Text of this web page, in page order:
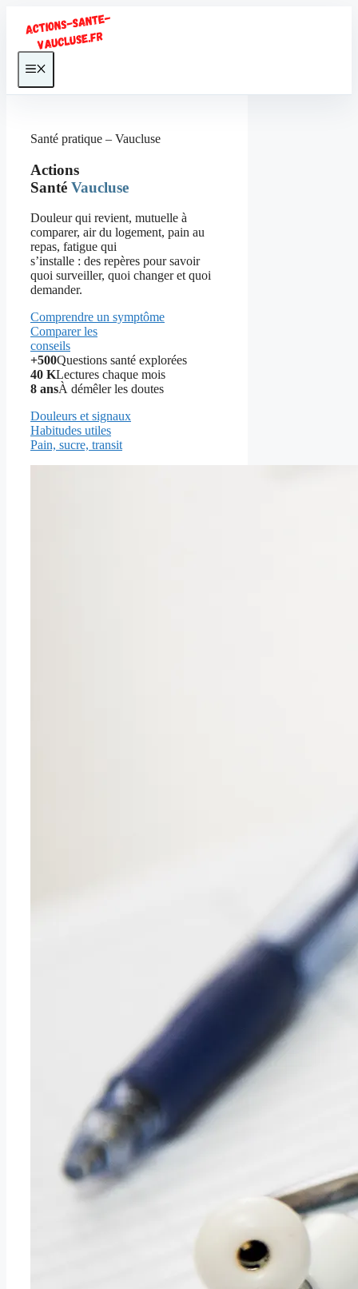
contenu
Santé pratique – Vaucluse
Actions
Santé Vaucluse
Douleur qui revient, mutuelle à
comparer, air du logement, pain au
repas, fatigue qui
s’installe : des repères pour savoir
quoi surveiller, quoi changer et quoi
demander.
Comprendre un symptôme
Comparer les
conseils
+500Questions santé explorées
40 KLectures chaque mois
8 ansÀ démêler les doutes
Douleurs et signaux
Habitudes utiles
Pain, sucre, transit